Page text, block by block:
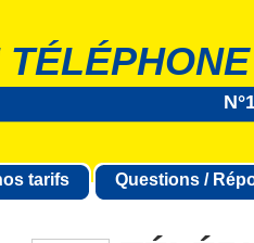
tarifs Questions /